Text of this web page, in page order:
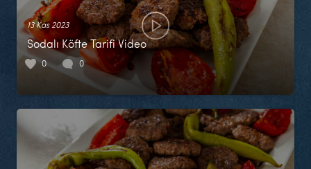
13 Kas 2023
Sodalı Köfte Tarifi Video
0 0